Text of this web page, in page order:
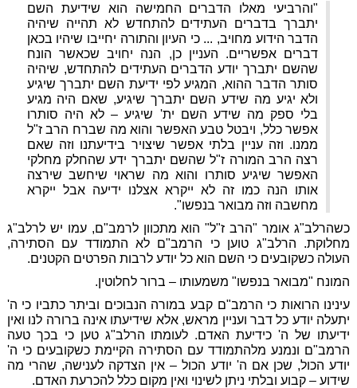
"והרביעי מאלו הדברים החמישה הוא שידיעת השם
יתברך בדברים העתידים להתחדש לא תהייה שיהיה
הדבר הידוע מחויב, ... כי העיון והתורה יחייבו שיהיו בכאן
דברים אפשריים. העניין כן, הנה יחויב שכאשר הונח
שהשם יתברך יודע הדברים העתידים להתחדש, שיהיה
סותר הדבר ההוא, המגיע לפי ידיעת השם יתברך שיגיע
ולא יגיע מה שידע השם יתברך שיגיע, שאם היה מגיע
בלי ספק מה שידע השם ית' שיגיע – לא היה סותרו
אפשר כלל, ויבטל טבע האפשר והוא מה שברח הרב ז"ל
ממנו. וזה עניין בלתי אפשר שיצויר בידיעתנו וזה שאם
רצה הרב המורה ז"ל שהשם יתברך ידע שהחלק מחלקי
האפשר שיגיע סותרו והוא מה שראוי שיחשב שירצה
אותו הנה כמו זה לא ייקרא אצלנו ידיעה אבל ייקרא
מחשבה וזה מבואר בנפשו".
כשהרלב"ג אומר "הרב ז"ל" הוא מתכוון לרמב"ם, עמו יש לרלב"ג
מחלוקת. הרלב"ג טוען כי הרמב"ם לא התמודד עם הסתירה,
העולה כשקובעים כי השם הוא כל יודע לרבות הפרטים הקטנים.
המונח "מבואר בנפשו" משמעותו – ברור לחלוטין.
עינינו הרואות כי הרמב"ם קבע במורה הנבוכים וביתר כתביו כי ה'
יתעלה יודע כל דבר ועניין מראש, אלא שידיעתו אינה ברורה לנו ואין
ידיעתו של ה' כידיעת האדם. לעומתו הרלב"ג טען כי בכך טעה
הרמב"ם ונמנע מלהתמודד עם הסתירה הקיימת כשקובעים כי ה'
יודע הכול, שכן אם ה' יודע הכול – אין הצדקה לענישה, שהרי מה
שידוע – קבוע ובלתי ניתן לשינוי ואין מקום כלל להכרעת האדם.